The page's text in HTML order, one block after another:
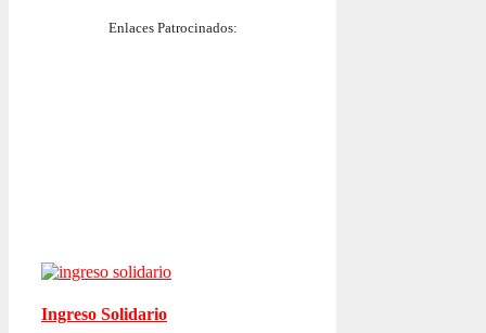
Enlaces Patrocinados:
Ingreso Solidario